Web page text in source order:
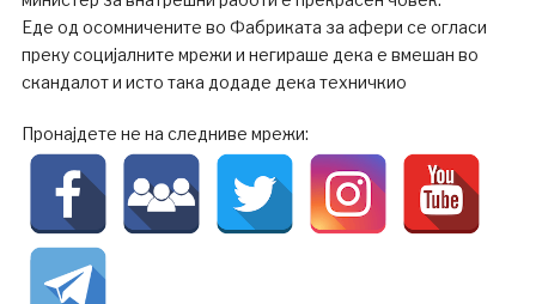
Еде од осомничените во Фабриката за афери се огласи
преку социјалните мрежи и негираше дека е вмешан во
скандалот и исто така додаде дека техничкио
Пронајдете не на следниве мрежи: